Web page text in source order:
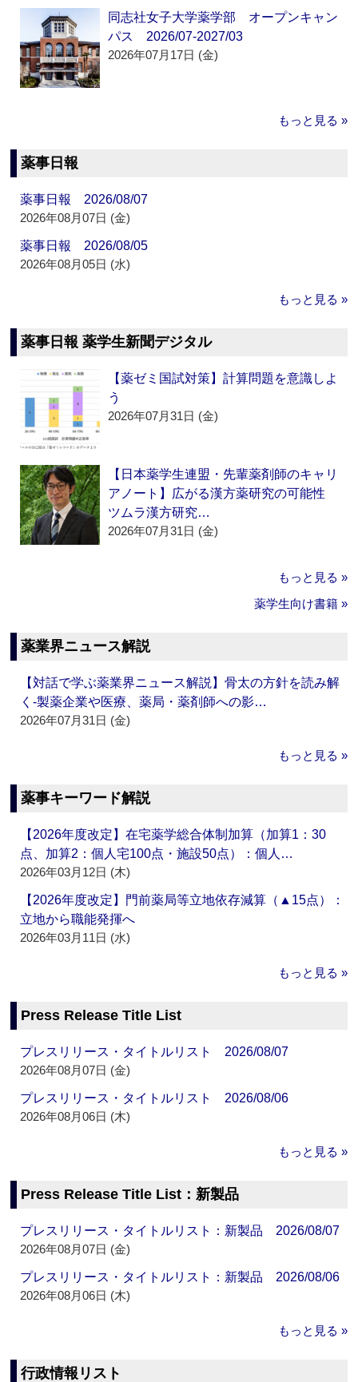
同志社女子大学薬学部 オープンキャン
パス 2026/07-2027/03
2026年07月17日 (金)
もっと見る »
薬事日報
薬事日報 2026/08/07
2026年08月07日 (金)
薬事日報 2026/08/05
2026年08月05日 (水)
もっと見る »
薬事日報 薬学生新聞デジタル
【薬ゼミ国試対策】計算問題を意識しよ
う
2026年07月31日 (金)
【日本薬学生連盟・先輩薬剤師のキャリ
アノート】広がる漢方薬研究の可能性
ツムラ漢方研究…
2026年07月31日 (金)
もっと見る »
薬学生向け書籍 »
薬業界ニュース解説
【対話で学ぶ薬業界ニュース解説】骨太の方針を読み解
く‐製薬企業や医療、薬局・薬剤師への影…
2026年07月31日 (金)
もっと見る »
薬事キーワード解説
【2026年度改定】在宅薬学総合体制加算（加算1：30
点、加算2：個人宅100点・施設50点）：個人…
2026年03月12日 (木)
【2026年度改定】門前薬局等立地依存減算（▲15点）：
立地から職能発揮へ
2026年03月11日 (水)
もっと見る »
Press Release Title List
プレスリリース・タイトルリスト 2026/08/07
2026年08月07日 (金)
プレスリリース・タイトルリスト 2026/08/06
2026年08月06日 (木)
もっと見る »
Press Release Title List：新製品
プレスリリース・タイトルリスト：新製品 2026/08/07
2026年08月07日 (金)
プレスリリース・タイトルリスト：新製品 2026/08/06
2026年08月06日 (木)
もっと見る »
行政情報リスト